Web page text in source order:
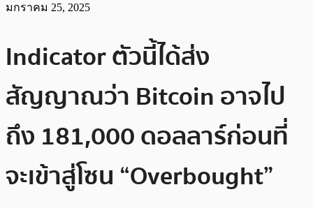
มกราคม 25, 2025
Indicator ตัวนี้ได้ส่ง
สัญญาณว่า Bitcoin อาจไป
ถึง 181,000 ดอลลาร์ก่อนที่
จะเข้าสู่โซน “Overbought”